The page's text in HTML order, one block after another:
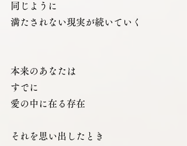
同じように
満たされない現実が続いていく
本来のあなたは
すでに
愛の中に在る存在
それを思い出したとき